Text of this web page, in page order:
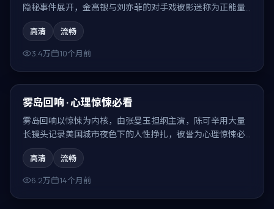
隐秘事件展开，金高银与刘亦菲的对手戏被影迷称为正能量
动漫推荐的代表场面。
高清
流畅
3.4万
10个月前
最新
雾岛回响 · 心理惊悚必看
雾岛回响以惊悚为内核，由张曼玉担纲主演，陈可辛用大量
长镜头记录美国城市夜色下的人性挣扎，被誉为心理惊悚必
看。
高清
流畅
6.2万
14个月前